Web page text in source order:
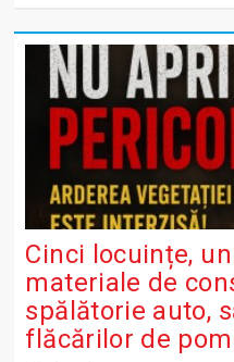
Cinci locuințe,
materiale de
spălătorie auto,
flăcărilor de